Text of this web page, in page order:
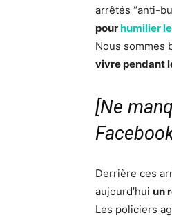
arrêtés “anti-
pourhumilier
Nous sommes
vivre pendant
[Ne
Derrière ces
aujourd’hui un
Les policiers